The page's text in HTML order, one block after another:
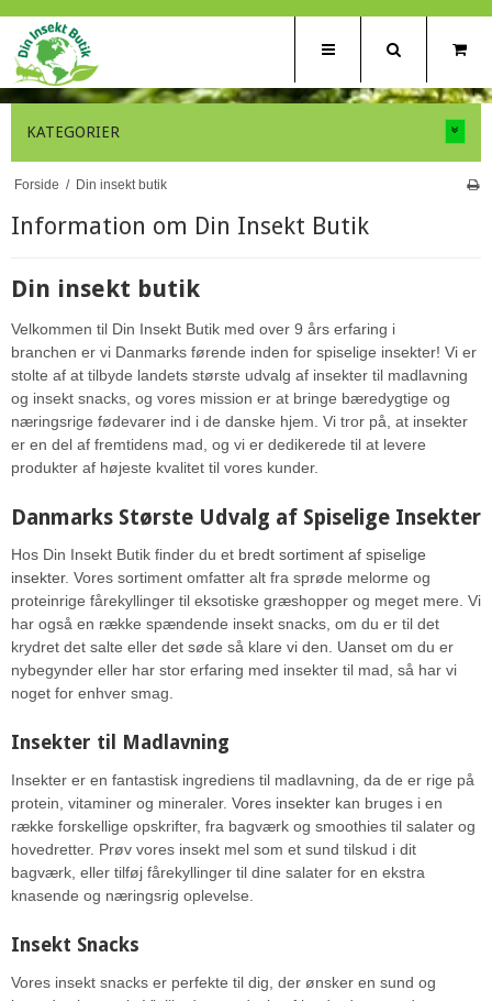
KATEGORIER
Forside / Din insekt butik
Information om Din Insekt Butik
Din insekt butik
Velkommen til Din Insekt Butik med over 9 års erfaring i
branchen er vi Danmarks førende inden for spiselige insekter! Vi er
stolte af at tilbyde landets største udvalg af insekter til madlavning
og insekt snacks, og vores mission er at bringe bæredygtige og
næringsrige fødevarer ind i de danske hjem. Vi tror på, at insekter
er en del af fremtidens mad, og vi er dedikerede til at levere
produkter af højeste kvalitet til vores kunder.
Danmarks Største Udvalg af Spiselige Insekter
Hos Din Insekt Butik finder du et bredt sortiment af spiselige
insekter. Vores sortiment omfatter alt fra sprøde melorme og
proteinrige fårekyllinger til eksotiske græshopper og meget mere. Vi
har også en række spændende insekt snacks, om du er til det
krydret det salte eller det søde så klare vi den. Uanset om du er
nybegynder eller har stor erfaring med insekter til mad, så har vi
noget for enhver smag.
Insekter til Madlavning
Insekter er en fantastisk ingrediens til madlavning, da de er rige på
protein, vitaminer og mineraler. Vores insekter kan bruges i en
række forskellige opskrifter, fra bagværk og smoothies til salater og
hovedretter. Prøv vores insekt mel som et sund tilskud i dit
bagværk, eller tilføj fårekyllinger til dine salater for en ekstra
knasende og næringsrig oplevelse.
Insekt Snacks
Vores insekt snacks er perfekte til dig, der ønsker en sund og